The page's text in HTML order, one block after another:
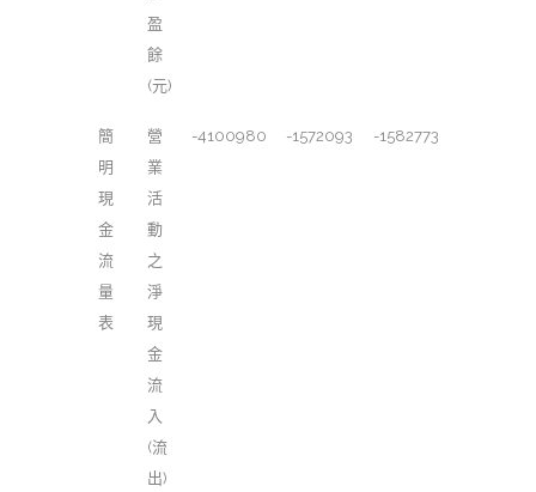
盈
餘
(元)
簡
明
現
金
流
量
表
營
業
活
動
之
淨
現
金
流
入
(流
出)
-4100980 -1572093 -1582773